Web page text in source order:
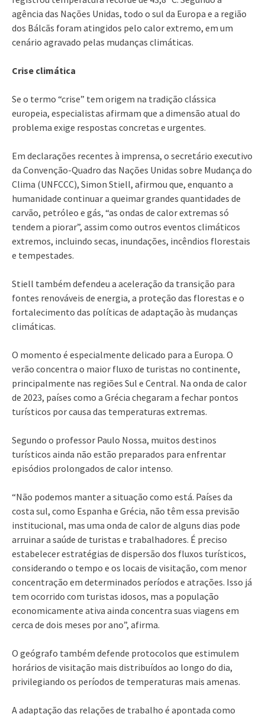
agência das Nações Unidas, todo o sul da Europa e a região
dos Bálcãs foram atingidos pelo calor extremo, em um
cenário agravado pelas mudanças climáticas.
Crise climática
Se o termo “crise” tem origem na tradição clássica
europeia, especialistas afirmam que a dimensão atual do
problema exige respostas concretas e urgentes.
Em declarações recentes à imprensa, o secretário executivo
da Convenção-Quadro das Nações Unidas sobre Mudança do
Clima (UNFCCC), Simon Stiell, afirmou que, enquanto a
humanidade continuar a queimar grandes quantidades de
carvão, petróleo e gás, “as ondas de calor extremas só
tendem a piorar”, assim como outros eventos climáticos
extremos, incluindo secas, inundações, incêndios florestais
e tempestades.
Stiell também defendeu a aceleração da transição para
fontes renováveis de energia, a proteção das florestas e o
fortalecimento das políticas de adaptação às mudanças
climáticas.
O momento é especialmente delicado para a Europa. O
verão concentra o maior fluxo de turistas no continente,
principalmente nas regiões Sul e Central. Na onda de calor
de 2023, países como a Grécia chegaram a fechar pontos
turísticos por causa das temperaturas extremas.
Segundo o professor Paulo Nossa, muitos destinos
turísticos ainda não estão preparados para enfrentar
episódios prolongados de calor intenso.
“Não podemos manter a situação como está. Países da
costa sul, como Espanha e Grécia, não têm essa previsão
institucional, mas uma onda de calor de alguns dias pode
arruinar a saúde de turistas e trabalhadores. É preciso
estabelecer estratégias de dispersão dos fluxos turísticos,
considerando o tempo e os locais de visitação, com menor
concentração em determinados períodos e atrações. Isso já
tem ocorrido com turistas idosos, mas a população
economicamente ativa ainda concentra suas viagens em
cerca de dois meses por ano”, afirma.
O geógrafo também defende protocolos que estimulem
horários de visitação mais distribuídos ao longo do dia,
privilegiando os períodos de temperaturas mais amenas.
A adaptação das relações de trabalho é apontada como